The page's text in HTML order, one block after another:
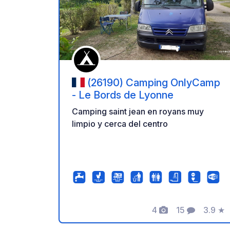
(26190) Camping OnlyCamp
- Le Bords de Lyonne
Camping saint jean en royans muy
limpio y cerca del centro
4
Fotos
15
Comentarios
3.9 ★